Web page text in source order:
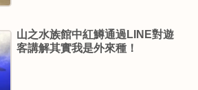
山之水族館中紅鱒通過LINE對遊
客講解其實我是外來種！